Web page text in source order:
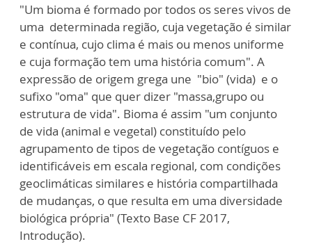
"Um bioma é formado por todos os seres vivos de
uma determinada região, cuja vegetação é similar
e contínua, cujo clima é mais ou menos uniforme
e cuja formação tem uma história comum". A
expressão de origem grega une "bio" (vida) e o
sufixo "oma" que quer dizer "massa,grupo ou
estrutura de vida". Bioma é assim "um conjunto
de vida (animal e vegetal) constituído pelo
agrupamento de tipos de vegetação contíguos e
identificáveis em escala regional, com condições
geoclimáticas similares e história compartilhada
de mudanças, o que resulta em uma diversidade
biológica própria" (Texto Base CF 2017,
Introdução).